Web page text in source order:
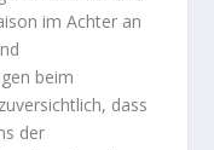
im Achter an
beim
dass
der